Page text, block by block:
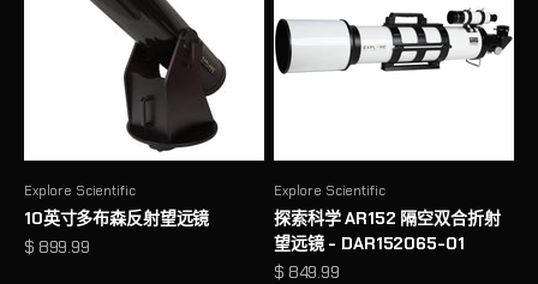
Explore Scientific
10英寸多布森反射望远镜
促销价格
$ 899.99
Explore Scientific
探索科学 AR152 隔空双合折射
望远镜 - DAR152065-01
促销价格
$ 849.99